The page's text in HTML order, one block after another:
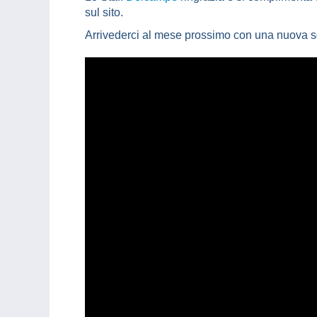
sul sito.
Arrivederci al mese prossimo con una nuova